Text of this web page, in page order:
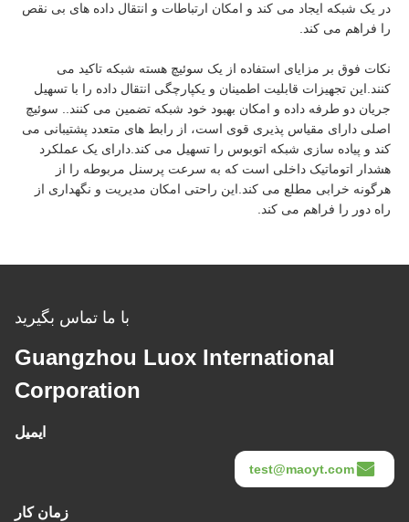
در یک شبکه ایجاد می کند و امکان ارتباطات و انتقال داده های بی نقص
را فراهم می کند.
نکات فوق بر مزایای استفاده از یک سوئیچ هسته شبکه تاکید می
کنند.این تجهیزات قابلیت اطمینان و یکپارچگی انتقال داده را با تسهیل
جریان دو طرفه داده و امکان بهبود خود شبکه تضمین می کنند.. سوئیچ
اصلی دارای مقیاس پذیری قوی است، از رابط های متعدد پشتیبانی می
کند و پیاده سازی شبکه اتوبوس را تسهیل می کند.دارای یک عملکرد
هشدار اتوماتیک داخلی است که به سرعت پرسنل مربوطه را از
هرگونه خرابی مطلع می کند.این راحتی امکان مدیریت و نگهداری از
راه دور را فراهم می کند.
با ما تماس بگیرید
Guangzhou Luox International
Corporation
ایمیل
test@maoyt.com
زمان کار